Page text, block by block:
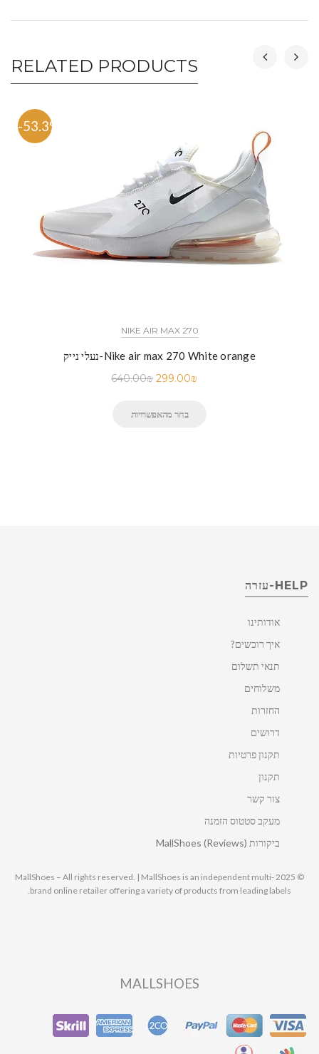
RELATED PRODUCTS
-53.3%
NIKE AIR MAX 270
נעלי נייק-Nike air max 270 White orange
640.00₪ 299.00₪
בחר מהאפשרויות
HELP-עזרה
אודותינו
איך רוכשים?
תנאי תשלום
משלוחים
החזרות
דרושים
תקנון פרטיות
תקנון
צור קשר
מעקב סטטוס הזמנה
ביקורות MallShoes (Reviews)
© 2025 MallShoes – All rights reserved. | MallShoes is an independent multi-
brand online retailer offering a variety of products from leading labels.
MALLSHOES